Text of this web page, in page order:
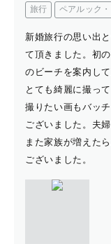
旅行 ペアルック
新婚旅行の思い出
て頂きました。初
のビーチを案内し
とても綺麗に撮っ
撮りたい画もバッ
ございました。夫
また家族が増えた
ございました。